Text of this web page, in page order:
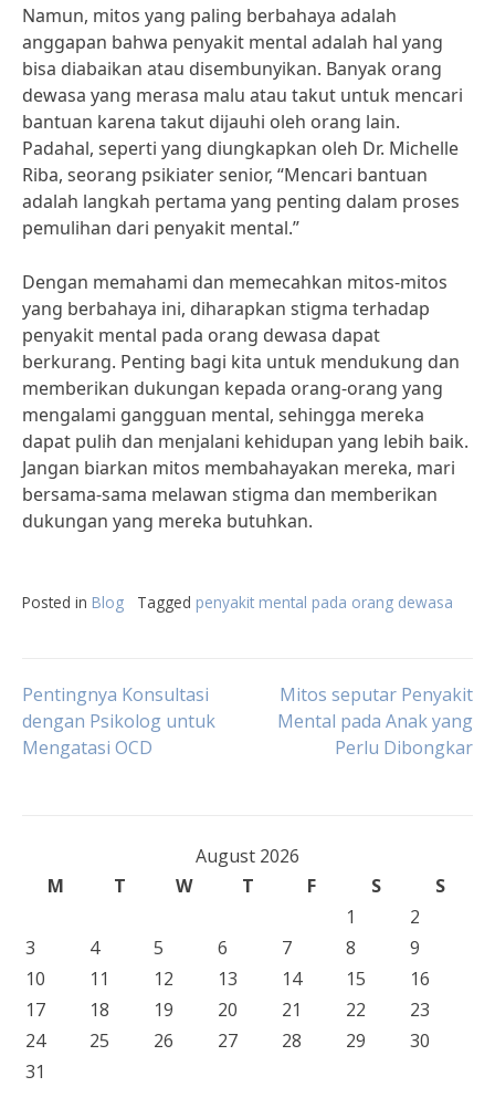
Namun, mitos yang paling berbahaya adalah
anggapan bahwa penyakit mental adalah hal yang
bisa diabaikan atau disembunyikan. Banyak orang
dewasa yang merasa malu atau takut untuk mencari
bantuan karena takut dijauhi oleh orang lain.
Padahal, seperti yang diungkapkan oleh Dr. Michelle
Riba, seorang psikiater senior, “Mencari bantuan
adalah langkah pertama yang penting dalam proses
pemulihan dari penyakit mental.”
Dengan memahami dan memecahkan mitos-mitos
yang berbahaya ini, diharapkan stigma terhadap
penyakit mental pada orang dewasa dapat
berkurang. Penting bagi kita untuk mendukung dan
memberikan dukungan kepada orang-orang yang
mengalami gangguan mental, sehingga mereka
dapat pulih dan menjalani kehidupan yang lebih baik.
Jangan biarkan mitos membahayakan mereka, mari
bersama-sama melawan stigma dan memberikan
dukungan yang mereka butuhkan.
Posted in Blog Tagged penyakit mental pada orang dewasa
Post
navigation
Pentingnya Konsultasi
dengan Psikolog untuk
Mengatasi OCD
Mitos seputar Penyakit
Mental pada Anak yang
Perlu Dibongkar
August 2026
M
T W T F S
S
1
2
3
4 5 6 7 8
9
10
11 12 13 14 15
16
17
18 19 20 21 22
23
24
25 26 27 28 29
30
31